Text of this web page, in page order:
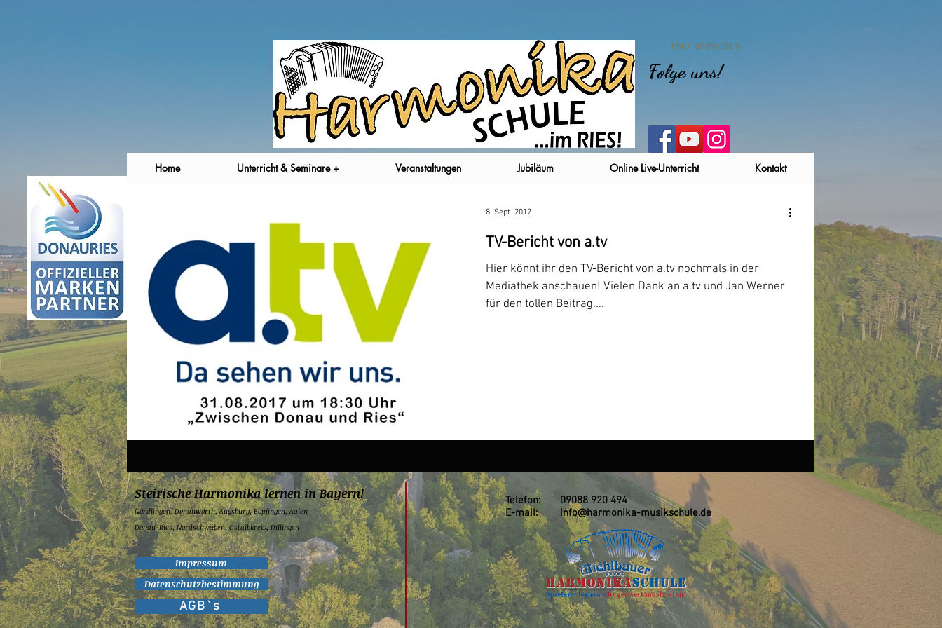
Hier anmelden
Folge uns!
TV-Bericht von a.tv
Hier könnt ihr den TV-Bericht von a.tv nochmals in der
Mediathek anschauen! Vielen Dank an a.tv und Jan Werner
für den tollen Beitrag....
8. Sept. 2017
Home Unterricht & Seminare + Veranstaltungen Jubiläum Online Live-Unterricht Kontakt
Steirische Harmonika lernen in Bayern!
Nördlingen,Donauwörth,Augsburg,Bopfingen,Aalen
Donau-Ries, Nordschwaben, Ostalbkreis, Dillingen
Telefon: 09088 920 494
E-mail:info@harmonika-musikschule.de
Datenschutzbestimmung
Impressum
AGB`s